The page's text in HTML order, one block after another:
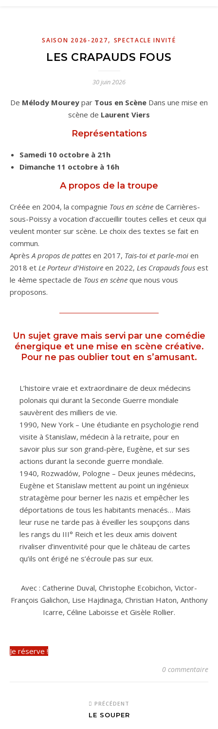
SAISON 2026-2027, SPECTACLE INVITÉ
LES CRAPAUDS FOUS
30 juin 2026
De Mélody Mourey par Tous en Scène Dans une mise en
scène de Laurent Viers
Représentations
Samedi 10 octobre à 21h
Dimanche 11 octobre à 16h
A propos de la troupe
Créée en 2004, la compagnie Tous en scène de Carrières-
sous-Poissy a vocation d’accueillir toutes celles et ceux qui
veulent monter sur scène. Le choix des textes se fait en
commun.
AprèsA propos de pattes en 2017, Tais-toi et parle-moi en
2018 et Le Porteur d’Histoire en 2022, Les Crapauds fous est
le 4ème spectacle de Tous en scène que nous vous
proposons.
Un sujet grave mais servi par une comédie
énergique et une mise en scène créative.
Pour ne pas oublier tout en s’amusant.
L’histoire vraie et extraordinaire de deux médecins
polonais qui durant la Seconde Guerre mondiale
sauvèrent des milliers de vie.
1990, New York – Une étudiante en psychologie rend
visite à Stanislaw, médecin à la retraite, pour en
savoir plus sur son grand-père, Eugène, et sur ses
actions durant la seconde guerre mondiale.
1940, Rozwadów, Pologne – Deux jeunes médecins,
Eugène et Stanislaw mettent au point un ingénieux
stratagème pour berner les nazis et empêcher les
déportations de tous les habitants menacés… Mais
leur ruse ne tarde pas à éveiller les soupçons dans
les rangs du III° Reich et les deux amis doivent
rivaliser d’inventivité pour que le château de cartes
qu’ils ont érigé ne s’écroule pas sur eux.
Avec : Catherine Duval, Christophe Ecobichon, Victor-
François Galichon, Lise Hajdinaga, Christian Haton, Anthony
Icarre, Céline Laboisse et Gisèle Rollier.
Je réserve !
0 commentaire
PRÉCÉDENT
LE SOUPER